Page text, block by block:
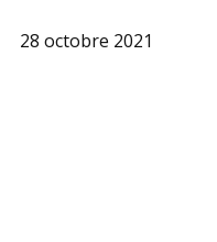
28 octobre 2021